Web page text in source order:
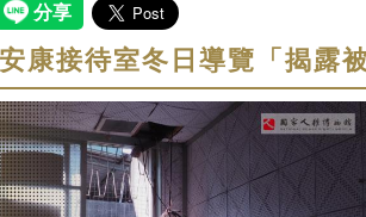
安康接待室冬日導覽「揭露